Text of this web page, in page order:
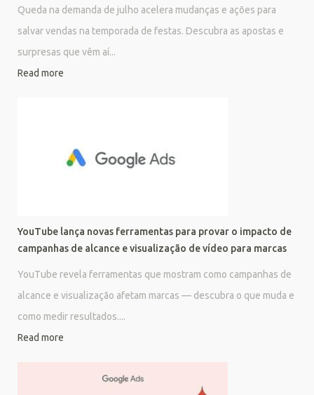
Queda na demanda de julho acelera mudanças e ações para
salvar vendas na temporada de festas. Descubra as apostas e
surpresas que vêm aí...
Read more
YouTube lança novas ferramentas para provar o impacto de
campanhas de alcance e visualização de vídeo para marcas
YouTube revela ferramentas que mostram como campanhas de
alcance e visualização afetam marcas — descubra o que muda e
como medir resultados....
Read more